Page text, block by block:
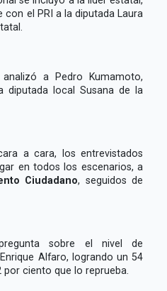
con el PRI a la diputada Laura
a Pedro Kumamoto,
diputada local Susana de la
a cara, los entrevistados
en todos los escenarios, a
Ciudadano, seguidos de
sobre el nivel de
Alfaro, logrando un 54
ciento que lo reprueba.